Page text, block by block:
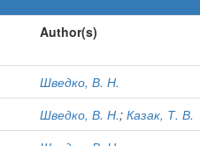
Author(s)
Шведко, В. Н.
Шведко, В. Н.; Казак, Т. В.